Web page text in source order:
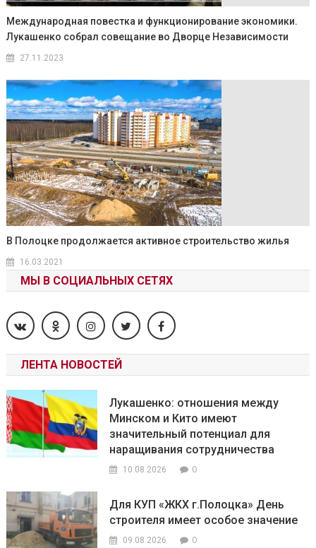
Международная повестка и функционирование экономики.
Лукашенко собрал совещание во Дворце Независимости
27.11.2023
В Полоцке продолжается активное строительство жилья
16.03.2021
МЫ В СОЦИАЛЬНЫХ СЕТЯХ
ЛЕНТА НОВОСТЕЙ
Лукашенко: отношения между
Минском и Кито имеют
значительный потенциал для
наращивания сотрудничества
10.08.2026 0
Для КУП «ЖКХ г.Полоцка» День
строителя имеет особое значение
09.08.2026 0